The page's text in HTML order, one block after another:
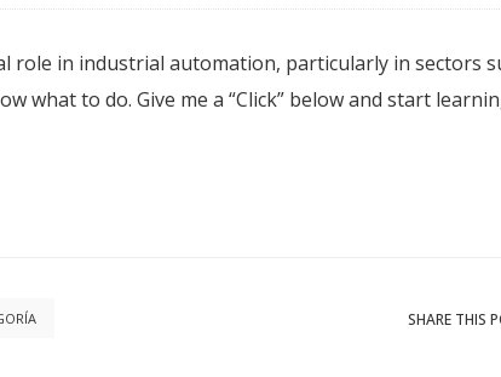
role in industrial automation, particularly in sectors
what to do. Give me a “Click” below and start
SHARE THIS